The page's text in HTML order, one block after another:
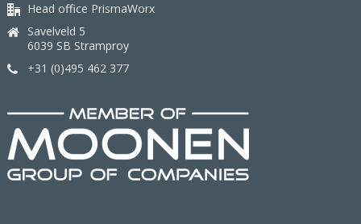
Head office PrismaWorx
Savelveld 5
6039 SB Stramproy
+31 (0)495 462 377